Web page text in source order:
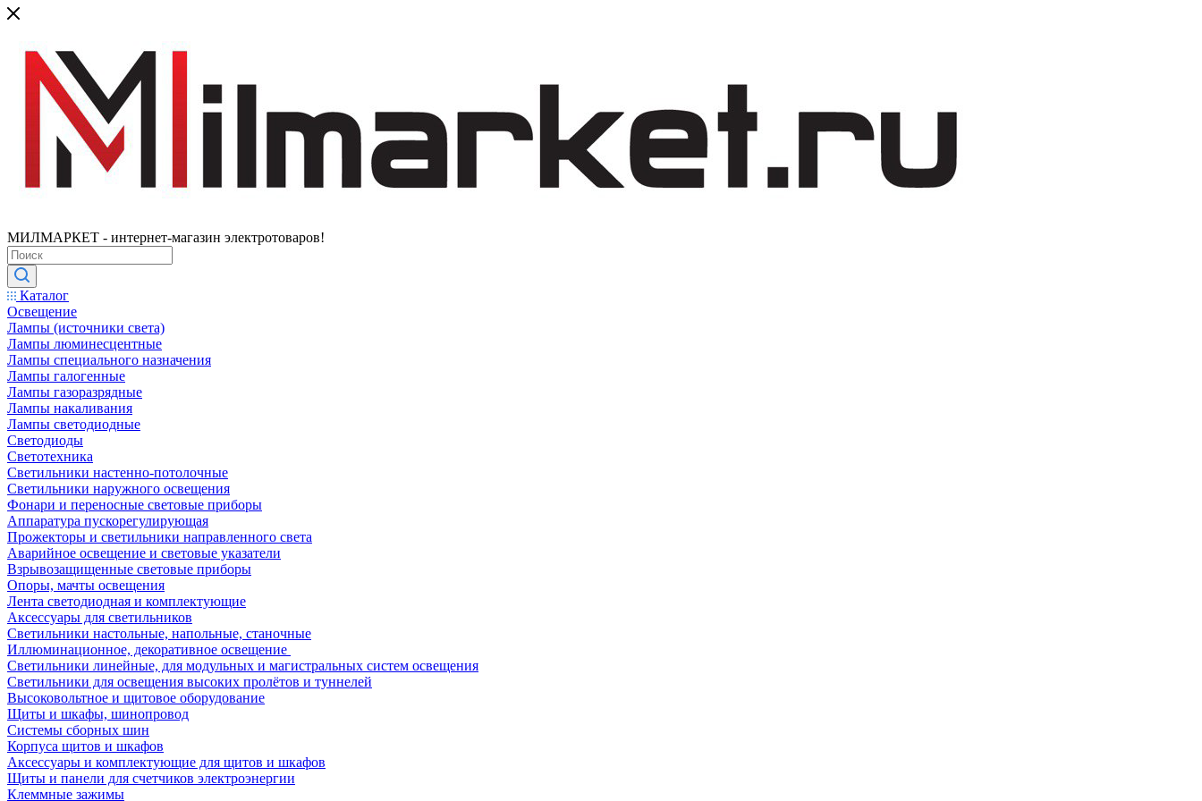
МИЛМАРКЕТ - интернет-магазин электротоваров!
Каталог
Освещение
Лампы (источники света)
Лампы люминесцентные
Лампы специального назначения
Лампы галогенные
Лампы газоразрядные
Лампы накаливания
Лампы светодиодные
Светодиоды
Светотехника
Светильники настенно-потолочные
Светильники наружного освещения
Фонари и переносные световые приборы
Аппаратура пускорегулирующая
Прожекторы и светильники направленного света
Аварийное освещение и световые указатели
Взрывозащищенные световые приборы
Опоры, мачты освещения
Лента светодиодная и комплектующие
Аксессуары для светильников
Светильники настольные, напольные, станочные
Иллюминационное, декоративное освещение
Светильники линейные, для модульных и магистральных систем освещения
Светильники для освещения высоких пролётов и туннелей
Высоковольтное и щитовое оборудование
Щиты и шкафы, шинопровод
Системы сборных шин
Корпуса щитов и шкафов
Аксессуары и комплектующие для щитов и шкафов
Щиты и панели для счетчиков электроэнергии
Клеммные зажимы